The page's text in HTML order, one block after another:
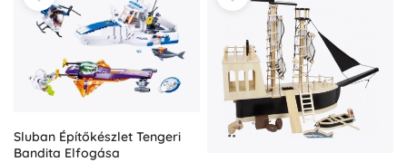
Sluban Építőkészlet Tengeri
Bandita Elfogása